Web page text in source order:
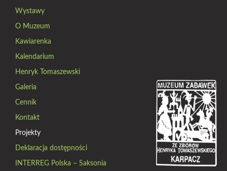
Wystawy
O Muzeum
Kawiarenka
Kalendarium
Henryk Tomaszewski
Galeria
Cennik
Kontakt
Projekty
Deklaracja dostępności
INTERREG Polska – Saksonia